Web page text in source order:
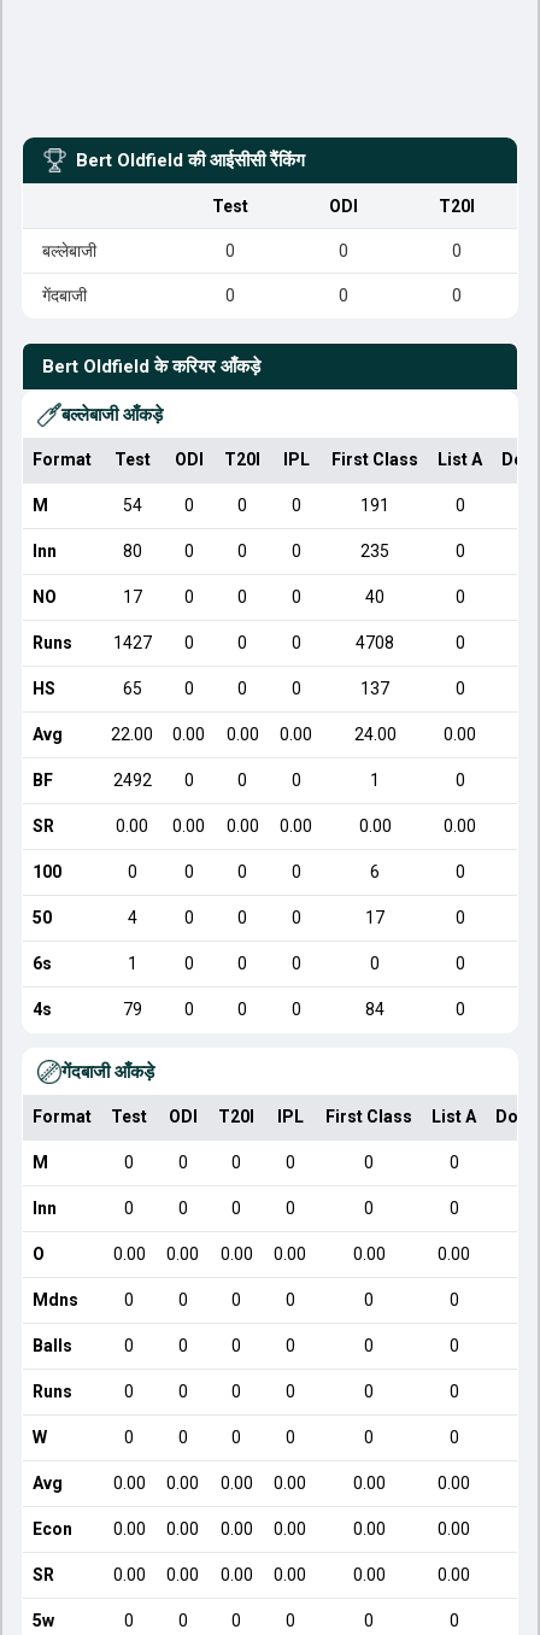
Bert Oldfield की आईसीसी रैंकिंग
Test ODI T20I
बल्लेबाजी 0 0 0
गेंदबाजी 0 0 0
Bert Oldfield के करियर आँकड़े
बल्लेबाजी आँकड़े
Format Test ODI T20I IPL First Class List A
M 54 0 0 0 191 0
Inn 80 0 0 0 235 0
NO 17 0 0 0 40 0
Runs 1427 0 0 0 4708 0
HS 65 0 0 0 137 0
Avg 22.00 0.00 0.00 0.00 24.00 0.00
BF 2492 0 0 0 1 0
SR 0.00 0.00 0.00 0.00 0.00 0.00
100 0 0 0 0 6 0
50 4 0 0 0 17 0
6s 1 0 0 0 0 0
4s 79 0 0 0 84 0
गेंदबाजी आँकड़े
Format Test ODI T20I IPL First Class List A
M 0 0 0 0 0 0
Inn 0 0 0 0 0 0
O 0.00 0.00 0.00 0.00 0.00 0.00
Mdns 0 0 0 0 0 0
Balls 0 0 0 0 0 0
Runs 0 0 0 0 0 0
W 0 0 0 0 0 0
Avg 0.00 0.00 0.00 0.00 0.00 0.00
Econ 0.00 0.00 0.00 0.00 0.00 0.00
SR 0.00 0.00 0.00 0.00 0.00 0.00
5w 0 0 0 0 0 0